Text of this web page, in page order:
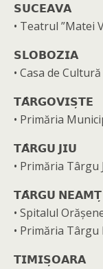
𝗦𝗨𝗖𝗘𝗔𝗩𝗔
• Teatrul ”Matei
𝗦𝗟𝗢𝗕𝗢𝗭𝗜𝗔
• Casa de Cultură
𝗧𝗔̂𝗥𝗚𝗢𝗩𝗜𝗦̦𝗧𝗘
• Primăria
𝗧𝗔̂𝗥𝗚𝗨 𝗝𝗜𝗨
• Primăria Târgu
𝗧𝗔̂𝗥𝗚𝗨 𝗡𝗘𝗔𝗠𝗧̦
• Spitalul
• Primăria Târgu
𝗧𝗜𝗠𝗜𝗦̦𝗢𝗔𝗥𝗔